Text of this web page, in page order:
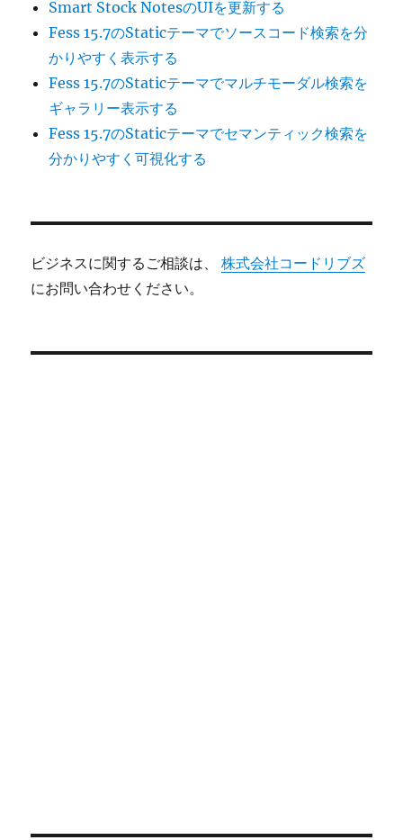
Smart Stock NotesのUIを更新する
Fess 15.7のStaticテーマでソースコード検索を分
かりやすく表示する
Fess 15.7のStaticテーマでマルチモーダル検索を
ギャラリー表示する
Fess 15.7のStaticテーマでセマンティック検索を
分かりやすく可視化する
ビジネスに関するご相談は、株式会社コードリブズ
にお問い合わせください。